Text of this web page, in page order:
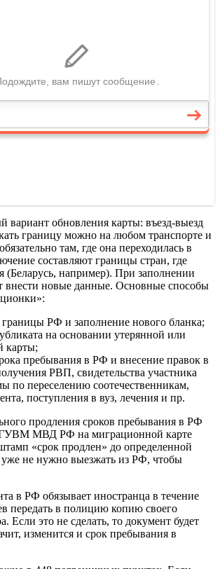
обновления карты: въезд-выезд
границу можно на любом транспорте и
там, где она переходилась в
составляют границы стран, где
(Беларусь, например). При заполнении
внести новые данные. Основные способы
границы РФ и заполнение нового бланка;
на основании утерянной или
карты;
пребывания в РФ и внесение правок в
РВП, свидетельства участника
по переселению соотечественникам,
поступления в вуз, лечения и пр.
продления сроков пребывания в РФ
МВД РФ на миграционной карте
«срок продлен» до определенной
уже не нужно выезжать из РФ, чтобы
в РФ обязывает иностранца в течение
передать в полицию копию своего
Если это не сделать, то документ будет
изменится и срок пребывания в